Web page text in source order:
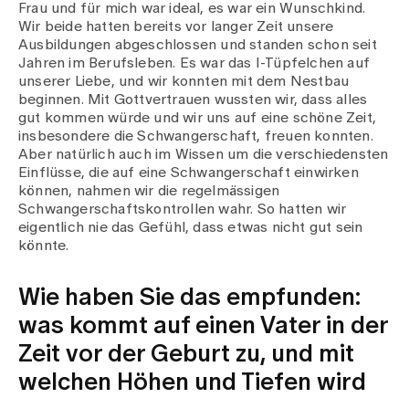
Aktuelles
Jobs & Karriere
Kontakt
Babygalerie
Blog
Medien
Publikationen
Frau und für mich war ideal, es war ein Wunschkind.
Wir beide hatten bereits vor langer Zeit unsere
Ausbildungen abgeschlossen und standen schon seit
Jahren im Berufsleben. Es war das I-Tüpfelchen auf
unserer Liebe, und wir konnten mit dem Nestbau
beginnen. Mit Gottvertrauen wussten wir, dass alles
gut kommen würde und wir uns auf eine schöne Zeit,
insbesondere die Schwangerschaft, freuen konnten.
Aber natürlich auch im Wissen um die verschiedensten
Einflüsse, die auf eine Schwangerschaft einwirken
können, nahmen wir die regelmässigen
Schwangerschaftskontrollen wahr. So hatten wir
eigentlich nie das Gefühl, dass etwas nicht gut sein
könnte.
Wie haben Sie das empfunden:
was kommt auf einen Vater in der
Zeit vor der Geburt zu, und mit
welchen Höhen und Tiefen wird